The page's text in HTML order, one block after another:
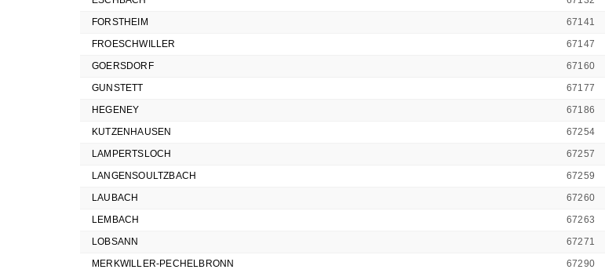
FORSTHEIM
67141
FROESCHWILLER
67147
GOERSDORF
67160
GUNSTETT
67177
HEGENEY
67186
KUTZENHAUSEN
67254
LAMPERTSLOCH
67257
LANGENSOULTZBACH
67259
LAUBACH
67260
LEMBACH
67263
LOBSANN
67271
MERKWILLER-PECHELBRONN
67290